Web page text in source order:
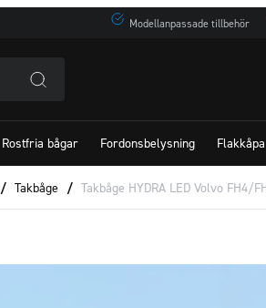
Modellanpassade tillbehör
Rostfria bågar Fordonsbelysning Flakkåpa
/ Takbåge / Takbåge HYDRA LED Volvo FH4/